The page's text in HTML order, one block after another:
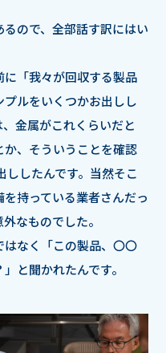
ので、全部話す訳にはい
「我々が回収する製品
ルをいくつかお出しし
金属がこれくらいだと
、そういうことを確認
ししたんです。当然そこ
持っている業者さんだっ
なものでした。
なく「この製品、〇〇
と聞かれたんです。